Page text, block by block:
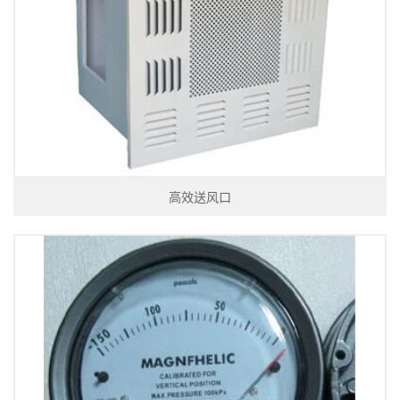
高效送风口